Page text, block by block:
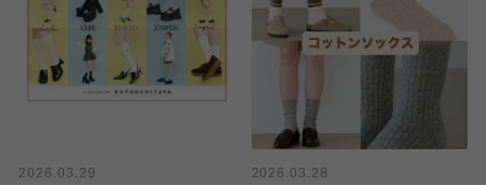
2026.03.29
2026.03.28